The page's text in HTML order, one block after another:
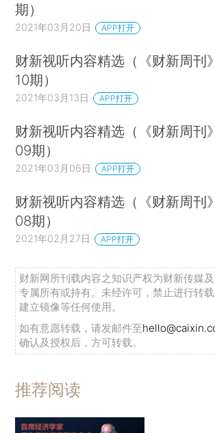
期）
2021年03月20日 APP打开
财新视听内容精选（《财新周刊
10期）
2021年03月13日 APP打开
财新视听内容精选（《财新周刊
09期）
2021年03月06日 APP打开
财新视听内容精选（《财新周刊
08期）
2021年02月27日 APP打开
财新网所刊载内容之知识产权为财新传媒
专属所有或持有。未经许可，禁止进行转
建立镜像等任何使用。
如有意愿转载，请发邮件至
确认及授权后，方可转载。
推荐阅读